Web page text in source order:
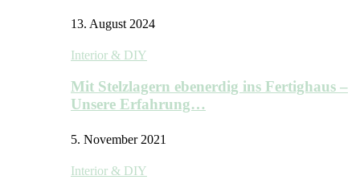
13. August 2024
Interior & DIY
Mit Stelzlagern ebenerdig ins Fertighaus –
Unsere Erfahrung…
5. November 2021
Interior & DIY